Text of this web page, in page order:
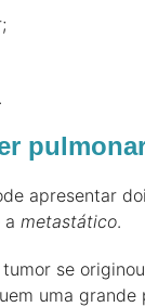
apresentar
a metastático.
se
uma